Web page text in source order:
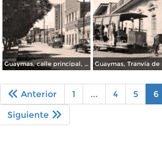
Guaymas, calle principal, 1948
Anterior 1 ... 4 5 6
Siguiente